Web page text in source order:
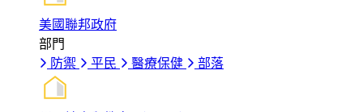
美國聯邦政府
部門
防禦
平民 醫療保健 部落